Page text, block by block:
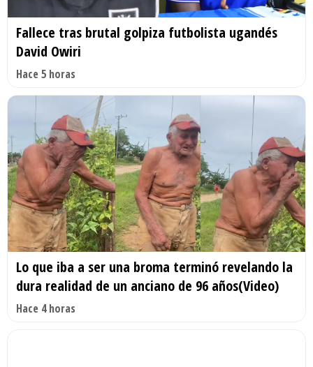
Fallece tras brutal golpiza futbolista ugandés
David Owiri
Hace 5 horas
Lo que iba a ser una broma terminó revelando la
dura realidad de un anciano de 96 años(Video)
Hace 4 horas